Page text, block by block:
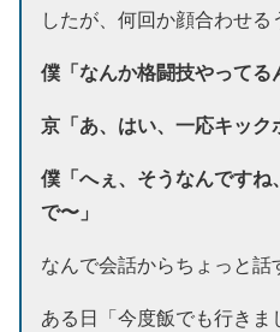
したが、何回か顔合わせ
僕「なんか格闘技やってる
京「あ、はい、一応キック
僕「へぇ、そうなんですね
で〜」
なんで会話からちょっと
ある日「今度飯でも行きま